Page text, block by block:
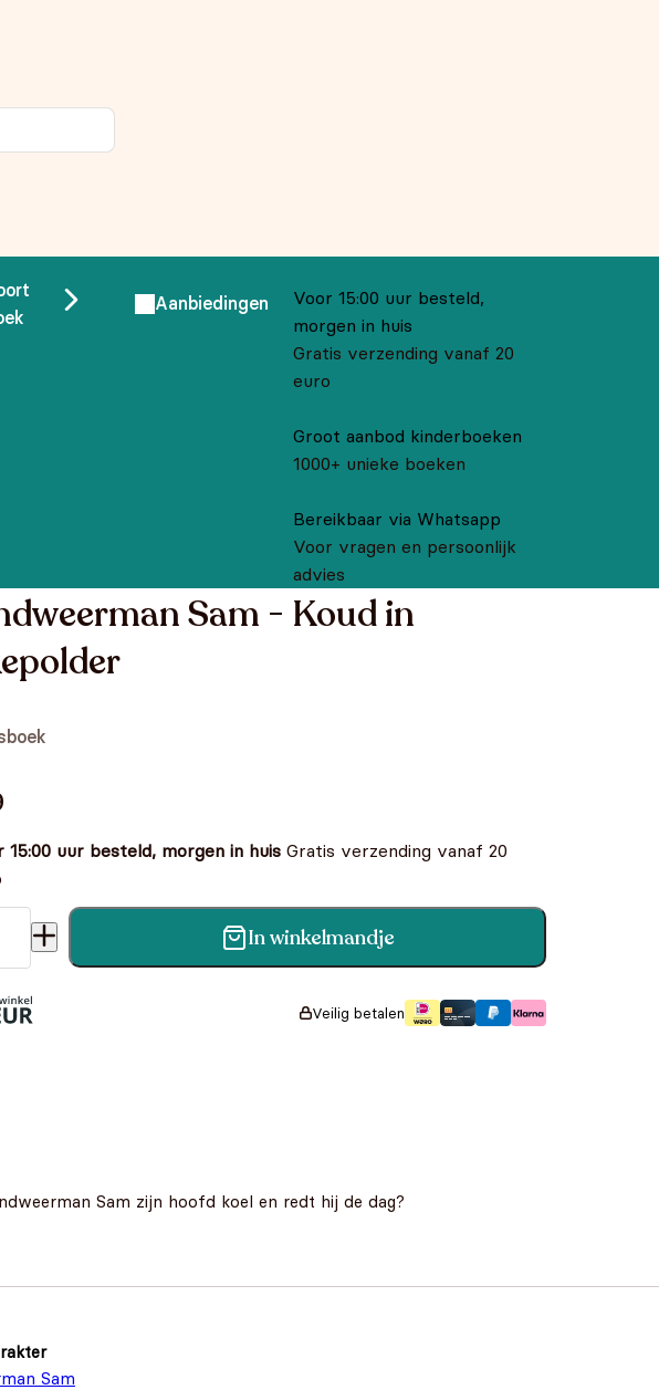
Aanbiedingen
Voor 15:00 uur besteld,
morgen in huis
Gratis verzending vanaf 20
euro
Groot aanbod kinderboeken
1000+ unieke boeken
Bereikbaar via Whatsapp
Voor vragen en persoonlijk
advies
Sam - Koud in
15:00 uur besteld, morgen in huis Gratis verzending vanaf 20
Sam - Koud in Piekepolder aantal
In winkelmandje
Veilig betalen
Sam zijn hoofd koel en redt hij de dag?
Sam